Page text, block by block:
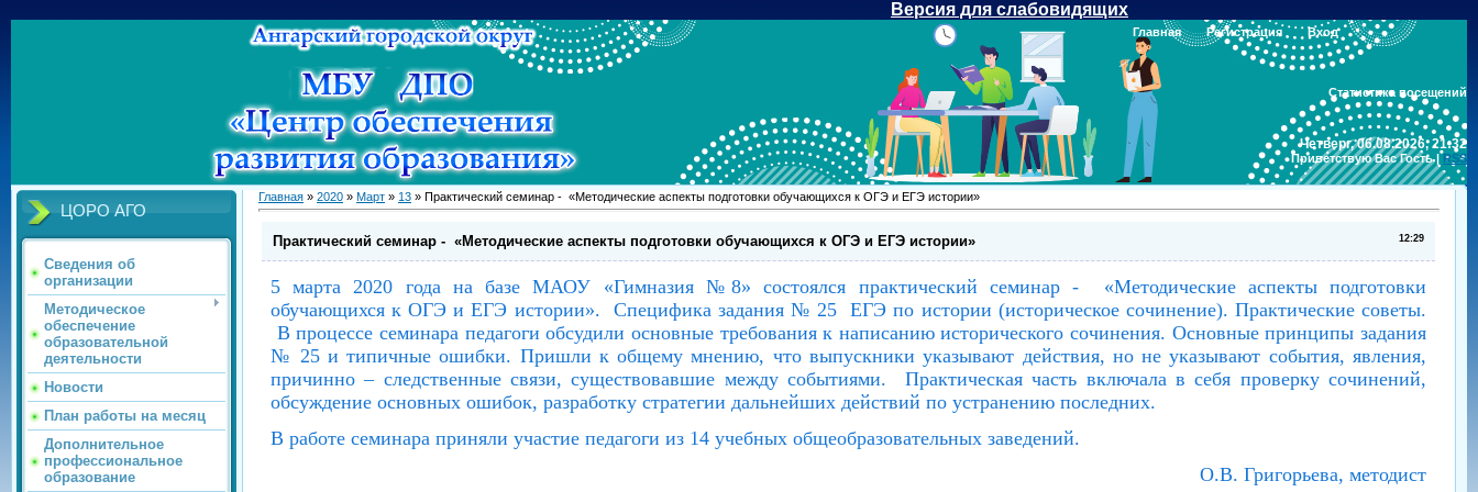
Версия для слабовидящих
Статистика посещений
Четверг, 06.08.2026, 21:32
Приветствую Вас Гость|RSS
Главная Регистрация Вход
ЦОРО АГО
Сведения об
организации
Методическое
обеспечение
образовательной
деятельности
Новости
План работы на месяц
Дополнительное
профессиональное
образование
Главная » 2020 » Март » 13 » Практический семинар - «Методические аспекты подготовки обучающихся к ОГЭ и ЕГЭ истории»
12:29
Практический семинар - «Методические аспекты подготовки обучающихся к ОГЭ и ЕГЭ истории»
5 марта 2020 года на базе МАОУ «Гимназия №8» состоялся практический семинар - «Методические аспекты подготовки
обучающихся к ОГЭ и ЕГЭ истории». Специфика задания № 25 ЕГЭ по истории (историческое сочинение). Практические советы.
В процессе семинара педагоги обсудили основные требования к написанию исторического сочинения. Основные принципы задания
№ 25 и типичные ошибки. Пришли к общему мнению, что выпускники указывают действия, но не указывают события, явления,
причинно – следственные связи, существовавшие между событиями. Практическая часть включала в себя проверку сочинений,
обсуждение основных ошибок, разработку стратегии дальнейших действий по устранению последних.
В работе семинара приняли участие педагоги из 14 учебных общеобразовательных заведений.
О.В. Григорьева, методист